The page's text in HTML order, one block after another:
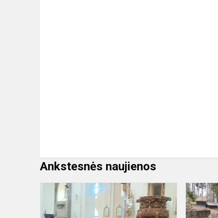
Ankstesnės naujienos
Svečiuose
pas
Lietuvos